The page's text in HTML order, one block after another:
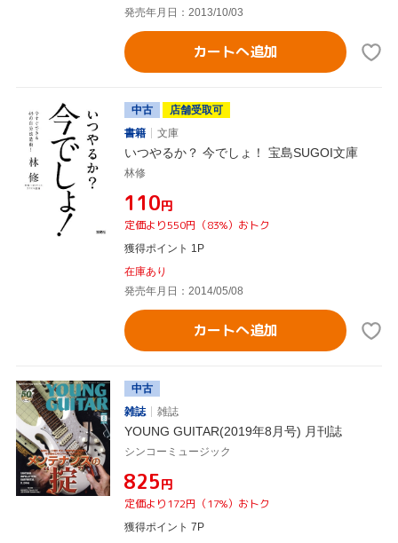
発売年月日：2013/10/03
カートへ追加
中古
店舗受取可
書籍
文庫
いつやるか？ 今でしょ！ 宝島SUGOI文庫
林修
¥110円
定価より550円（83%）おトク
獲得ポイント 1P
在庫あり
発売年月日：2014/05/08
カートへ追加
中古
雑誌
雑誌
YOUNG GUITAR(2019年8月号) 月刊誌
シンコーミュージック
¥825円
定価より172円（17%）おトク
獲得ポイント 7P